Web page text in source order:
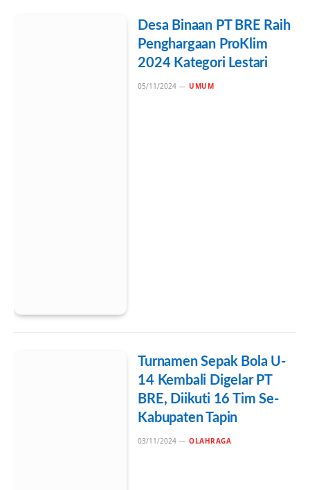
Desa Binaan PT BRE Raih
Penghargaan ProKlim
2024 Kategori Lestari
05/11/2024 UMUM
Turnamen Sepak Bola U-
14 Kembali Digelar PT
BRE, Diikuti 16 Tim Se-
Kabupaten Tapin
03/11/2024 OLAHRAGA